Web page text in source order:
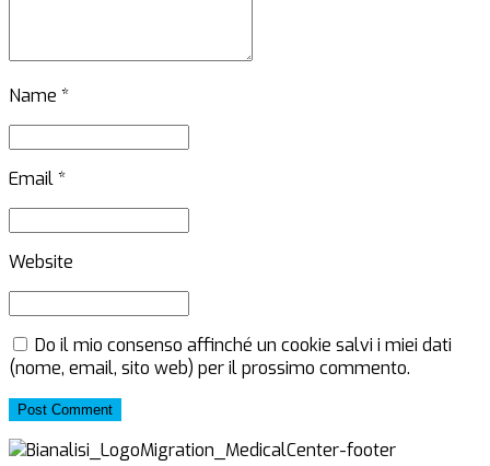
Name *
Email *
Website
Do il mio consenso affinché un cookie salvi i miei dati
(nome, email, sito web) per il prossimo commento.
Post Comment